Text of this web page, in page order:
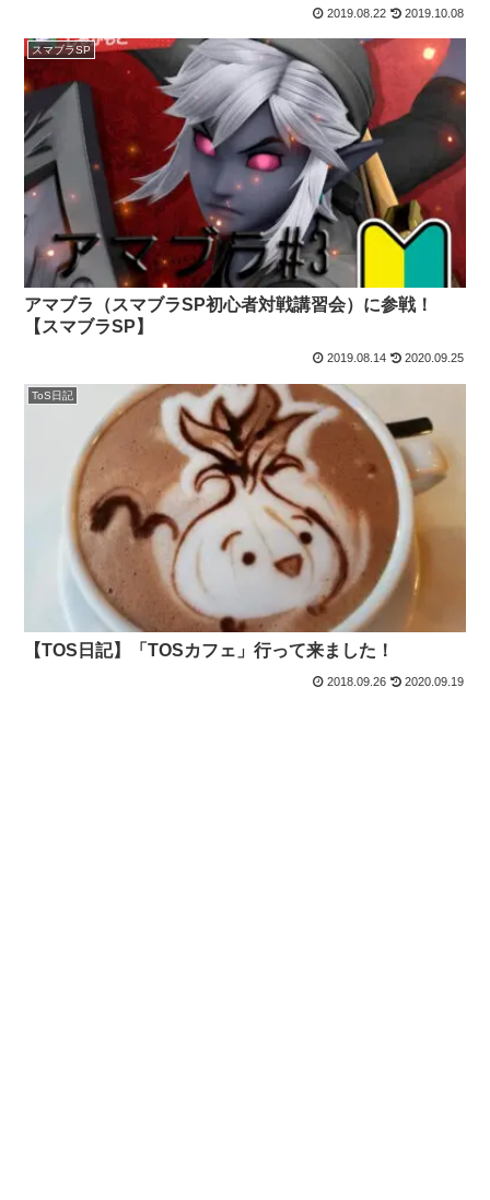
2019.08.22 2019.10.08
スマブラSP
アマブラ（スマブラSP初心者対戦講習会）に参戦！
【スマブラSP】
2019.08.14 2020.09.25
ToS日記
【TOS日記】「TOSカフェ」行って来ました！
2018.09.26 2020.09.19